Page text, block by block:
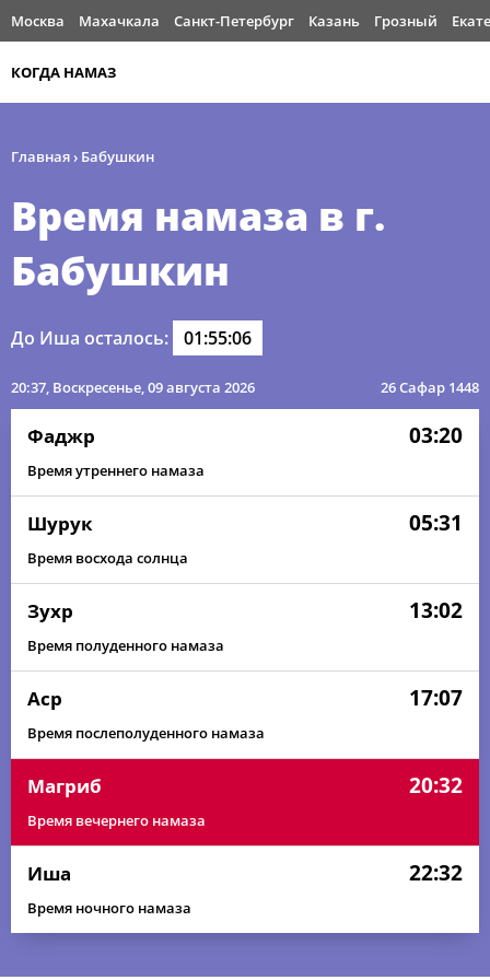
Москва Махачкала Санкт-Петербург Казань Грозный
КОГДА НАМАЗ
Главная› Бабушкин
Время намаза в г.
Бабушкин
До Иша осталось: 01:55:06
20:37, Воскресенье, 09 августа 2026 26 Сафар 1448
Фаджр 03:20
Время утреннего намаза
Шурук 05:31
Время восхода солнца
Зухр 13:02
Время полуденного намаза
Аср 17:07
Время послеполуденного намаза
Магриб 20:32
Время вечернего намаза
Иша 22:32
Время ночного намаза